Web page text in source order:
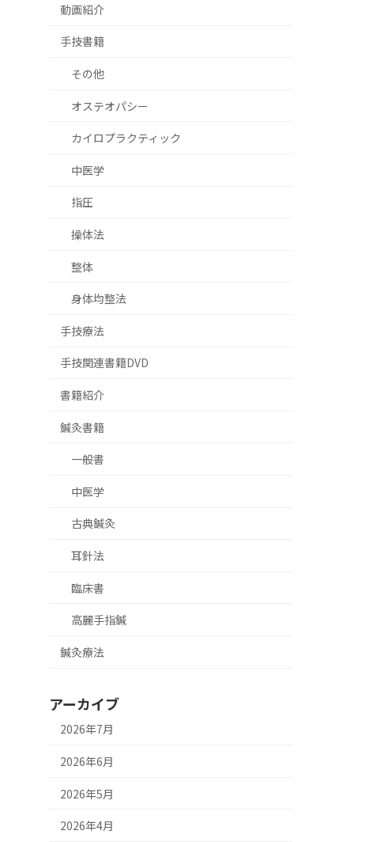
動画紹介
手技書籍
その他
オステオパシー
カイロプラクティック
中医学
指圧
操体法
整体
身体均整法
手技療法
手技関連書籍DVD
書籍紹介
鍼灸書籍
一般書
中医学
古典鍼灸
耳針法
臨床書
高麗手指鍼
鍼灸療法
アーカイブ
2026年7月
2026年6月
2026年5月
2026年4月